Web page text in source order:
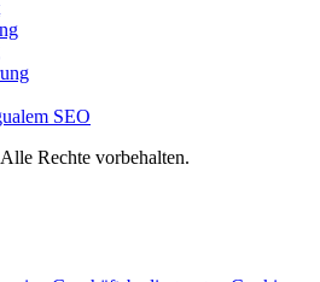
SEO
Rechte vorbehalten.